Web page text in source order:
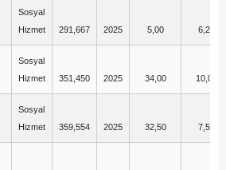
Sosyal
Hizmet
291,667 2025 5,00 6,25
Sosyal
Hizmet
351,450 2025 34,00 10,00
Sosyal
Hizmet
359,554 2025 32,50 7,50